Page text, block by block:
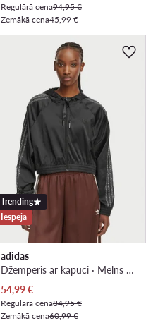
Regulārā cena94,95 €
Zemākā cena45,99 €
Trending
Iespēja
adidas
Džemperis ar kapuci · Melns · Relaxed Fit
Pašreizējā cena
54,99€
Regulārā cena84,95 €
Zemākā cena60,99 €